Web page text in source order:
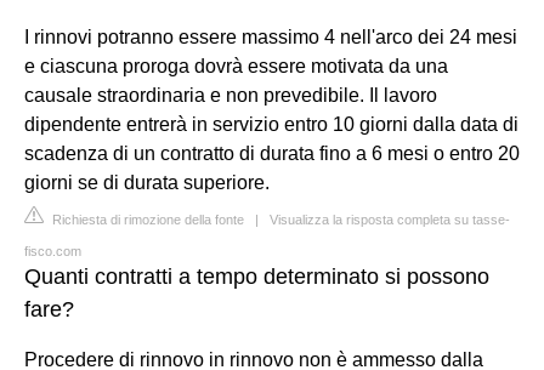
I rinnovi potranno essere massimo 4 nell'arco dei 24 mesi
e ciascuna proroga dovrà essere motivata da una
causale straordinaria e non prevedibile. Il lavoro
dipendente entrerà in servizio entro 10 giorni dalla data di
scadenza di un contratto di durata fino a 6 mesi o entro 20
giorni se di durata superiore.
Richiesta di rimozione della fonte | Visualizza la risposta completa su tasse-
fisco.com
Quanti contratti a tempo determinato si possono
fare?
Procedere di rinnovo in rinnovo non è ammesso dalla